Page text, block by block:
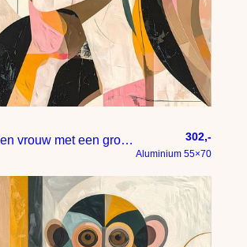
Een vrouw met een grote roze bloem in haar haren – figuratief 302,-
Aluminium 55×70